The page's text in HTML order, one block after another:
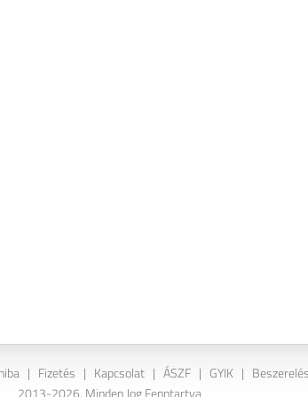
| Fizetés | Kapcsolat | ÁSZF | GYIK |
2013-2026. Minden Jog Fenntartva